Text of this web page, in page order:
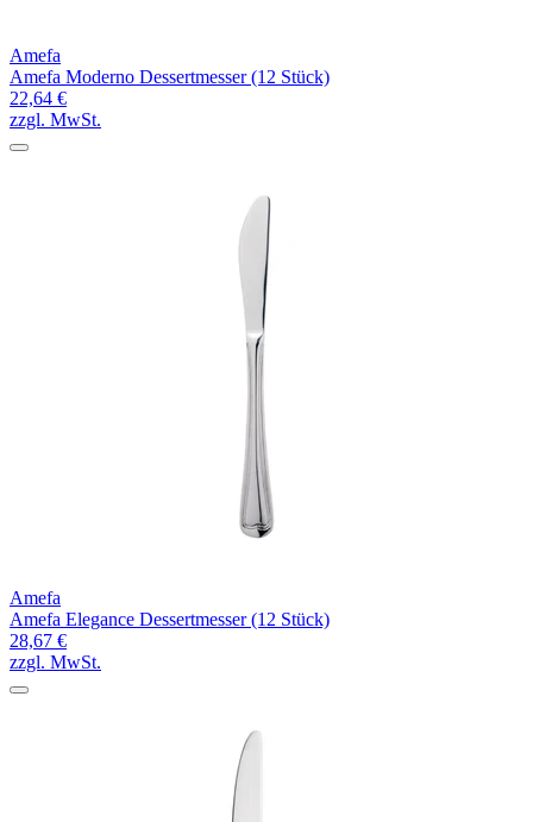
Amefa
Amefa Moderno Dessertmesser (12 Stück)
22,64 €
zzgl. MwSt.
Amefa
Amefa Elegance Dessertmesser (12 Stück)
28,67 €
zzgl. MwSt.